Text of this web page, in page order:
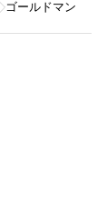
ゴールドマン・サ